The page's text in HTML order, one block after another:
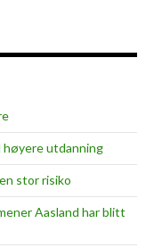
høyere utdanning
stor risiko
Aasland har blitt